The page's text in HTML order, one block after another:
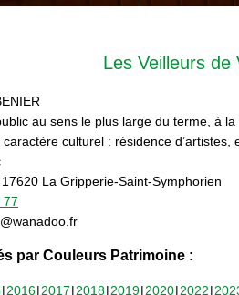
Les Veilleurs de
au sens le plus large du terme, à
culturel : résidence d’artistes,
La Gripperie-Saint-Symphorien
77
par Couleurs Patrimoine :
2016 2017 2018 2019 2020 2022